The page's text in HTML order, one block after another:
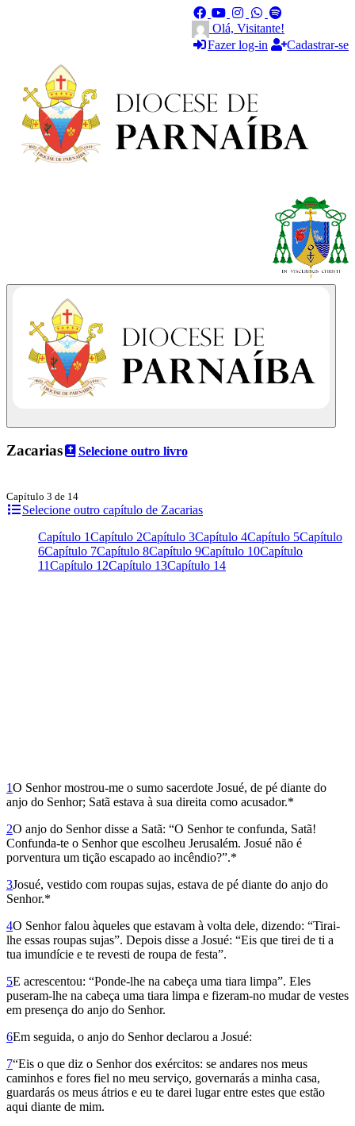
Olá, Visitante!
Fazer log-in
Cadastrar-se
Zacarias Selecione outro livro
Capítulo 3 de 14
Selecione outro capítulo de Zacarias
Capítulo 1Capítulo 2Capítulo 3Capítulo 4Capítulo 5Capítulo
6Capítulo 7Capítulo 8Capítulo 9Capítulo 10Capítulo
11Capítulo 12Capítulo 13Capítulo 14
1O Senhor mostrou-me o sumo sa­cerdote Josué, de pé diante do
anjo do Senhor; Satã estava à sua direita como acusador.*
2O anjo do Senhor disse a Satã: “O Senhor te confunda, Satã!
Confunda-te o Senhor que escolheu Jerusalém. Josué não é
porventura um tição escapado ao incêndio?”.*
3Josué, vestido com roupas sujas, estava de pé diante do anjo do
Senhor.*
4O Senhor falou àqueles que estavam à volta dele, dizendo: “Tirai-
lhe essas roupas sujas”. Depois disse a Josué: “Eis que tirei de ti a
tua imundície e te revesti de roupa de festa”.
5E acrescentou: “Ponde-lhe na cabeça uma tiara limpa”. Eles
puseram-lhe na cabeça uma tiara limpa e fizeram-no mudar de vestes
em presença do anjo do Senhor.
6Em seguida, o anjo do Senhor declarou a Josué:
7“Eis o que diz o Senhor dos exércitos: se andares nos meus
caminhos e fores fiel no meu serviço, governarás a minha casa,
guardarás os meus átrios e eu te darei lugar entre estes que estão
aqui diante de mim.